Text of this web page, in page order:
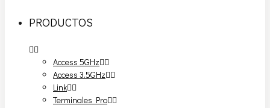
PRODUCTOS
Access 5GHz
Access 3.5GHz
Link
Terminales Pro